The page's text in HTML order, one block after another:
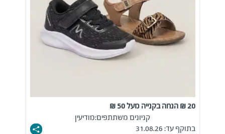
20 ₪ הנחה בקנייה מעל 50 ₪
קניונים משתתפים:מודיעין
בתוקף עד: 31.08.26